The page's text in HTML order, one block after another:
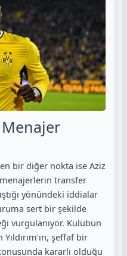
Menajer
bir diğer nokta ise Aziz
menajerlerin transfer
yönündeki iddialar
sert bir şekilde
vurgulanıyor. Kulübün
şeffaf bir
kararlı olduğu